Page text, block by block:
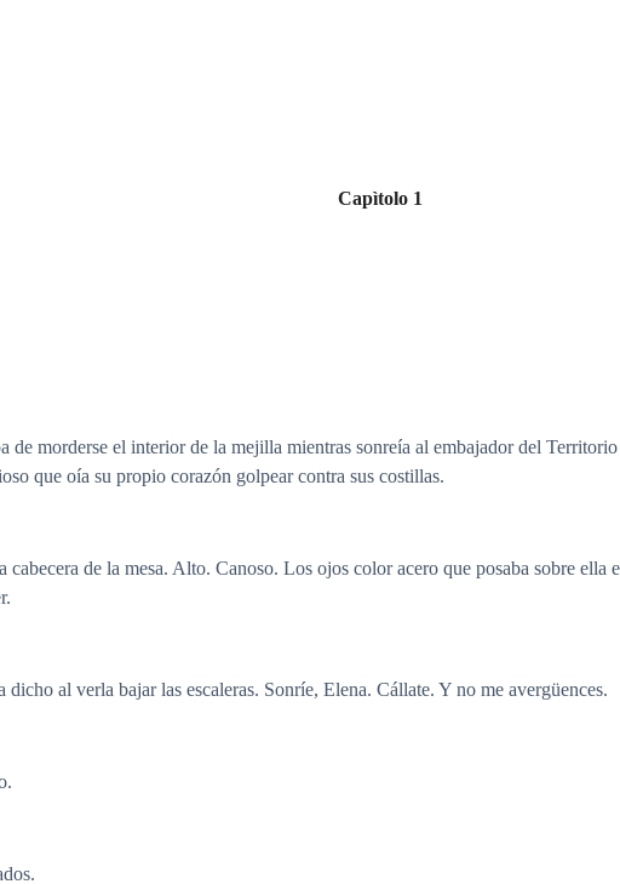
Capìtolo 1
de morderse el interior de la mejilla mientras sonreía al embajador del
que oía su propio corazón golpear contra sus costillas.
cabecera de la mesa. Alto. Canoso. Los ojos color acero que posaba sobre ella
al verla bajar las escaleras. Sonríe, Elena. Cállate. Y no me avergüences.